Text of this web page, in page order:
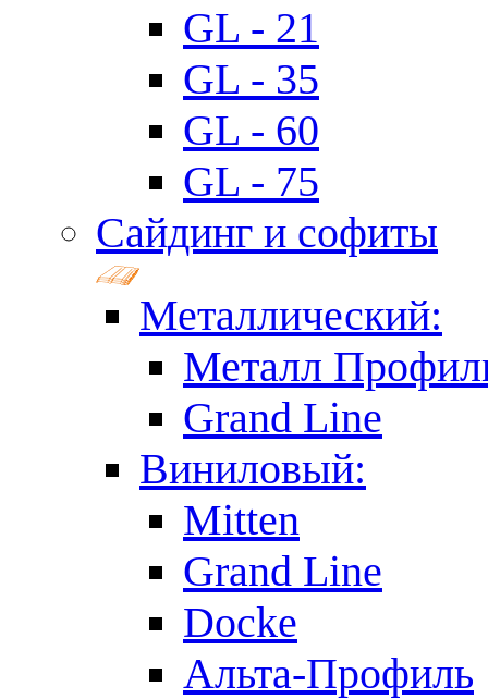
GL - 21
GL - 35
GL - 60
GL - 75
Сайдинг и софиты
Металлический:
Металл
Grand Line
Виниловый:
Mitten
Grand Line
Docke
Альта-Профиль